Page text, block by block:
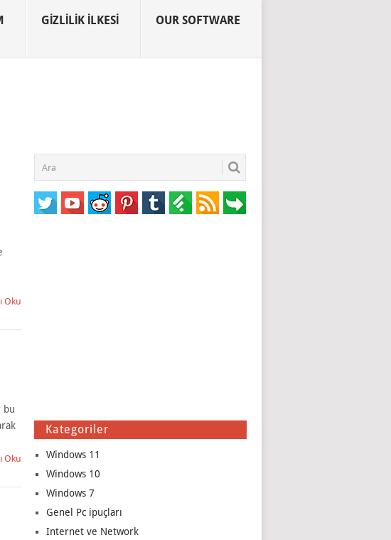
GIZLILIK İLKESI OUR SOFTWARE
Oku
bu
Oku
Kategoriler
Windows 11
Windows 10
Windows 7
Genel Pc ipuçları
Internet ve Network